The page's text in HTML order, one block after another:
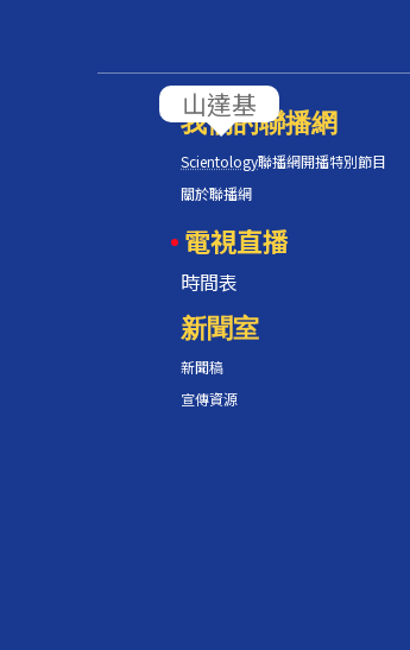
我們的聯播網
Scientology聯播網開播特別節目
關於聯播網
電視直播
時間表
新聞室
新聞稿
宣傳資源